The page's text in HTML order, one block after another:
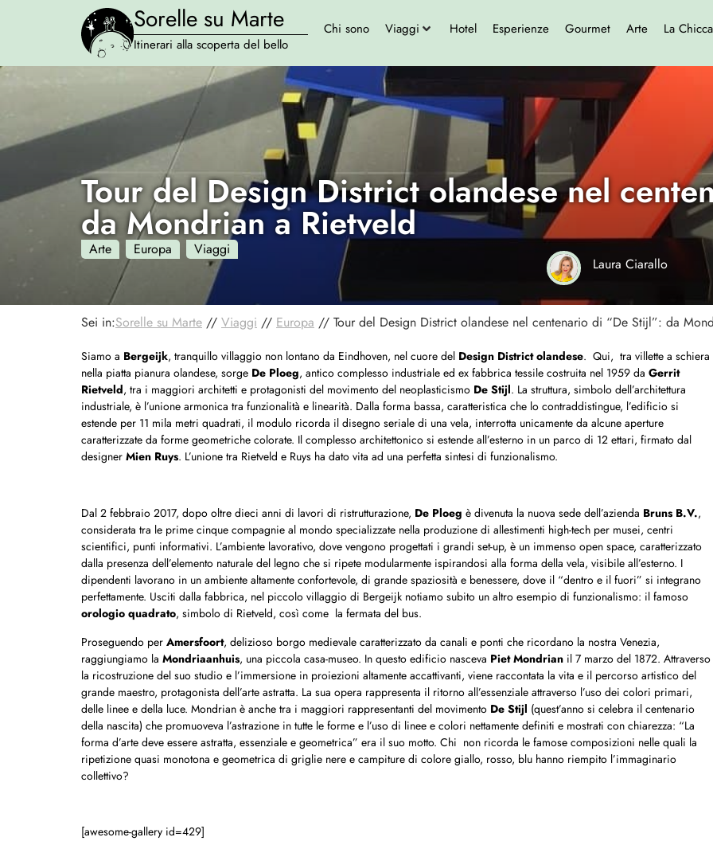
Sorelle su Marte
Itinerari alla scoperta del bello
Chi sono Viaggi Hotel Esperienze Gourmet Arte La Chicca
Tour del Design District olandese nel
da Mondrian a Rietveld
Arte Europa
Viaggi
Laura Ciarallo
Sei in:Sorelle su Marte // Viaggi // Europa // Tour del Design District olandese nel centenario di “De Stijl”: da
Siamo a Bergeijk, tranquillo villaggio non lontano da Eindhoven, nel cuore del Design District olandese. Qui, tra villette a schiera
nella piatta pianura olandese, sorge De Ploeg, antico complesso industriale ed ex fabbrica tessile costruita nel 1959 da Gerrit
Rietveld, tra i maggiori architetti e protagonisti del movimento del neoplasticismo De Stijl. La struttura, simbolo dell’architettura
industriale, è l’unione armonica tra funzionalità e linearità. Dalla forma bassa, caratteristica che lo contraddistingue, l’edificio si
estende per 11 mila metri quadrati, il modulo ricorda il disegno seriale di una vela, interrotta unicamente da alcune aperture
caratterizzate da forme geometriche colorate. Il complesso architettonico si estende all’esterno in un parco di 12 ettari, firmato dal
designer Mien Ruys. L’unione tra Rietveld e Ruys ha dato vita ad una perfetta sintesi di funzionalismo.
Dal 2 febbraio 2017, dopo oltre dieci anni di lavori di ristrutturazione, De Ploeg è divenuta la nuova sede dell’azienda Bruns B.V.,
considerata tra le prime cinque compagnie al mondo specializzate nella produzione di allestimenti high-tech per musei, centri
scientifici, punti informativi. L’ambiente lavorativo, dove vengono progettati i grandi set-up, è un immenso open space, caratterizzato
dalla presenza dell’elemento naturale del legno che si ripete modularmente ispirandosi alla forma della vela, visibile all’esterno. I
dipendenti lavorano in un ambiente altamente confortevole, di grande spaziosità e benessere, dove il “dentro e il fuori” si integrano
perfettamente. Usciti dalla fabbrica, nel piccolo villaggio di Bergeijk notiamo subito un altro esempio di funzionalismo: il famoso
orologio quadrato, simbolo di Rietveld, così come la fermata del bus.
Proseguendo per Amersfoort, delizioso borgo medievale caratterizzato da canali e ponti che ricordano la nostra Venezia,
raggiungiamo la Mondriaanhuis, una piccola casa-museo. In questo edificio nasceva Piet Mondrian il 7 marzo del 1872. Attraverso
la ricostruzione del suo studio e l’immersione in proiezioni altamente accattivanti, viene raccontata la vita e il percorso artistico del
grande maestro, protagonista dell’arte astratta. La sua opera rappresenta il ritorno all’essenziale attraverso l’uso dei colori primari,
delle linee e della luce. Mondrian è anche tra i maggiori rappresentanti del movimento De Stijl (quest’anno si celebra il centenario
della nascita) che promuoveva l’astrazione in tutte le forme e l’uso di linee e colori nettamente definiti e mostrati con chiarezza: “La
forma d’arte deve essere astratta, essenziale e geometrica” era il suo motto. Chi non ricorda le famose composizioni nelle quali la
ripetizione quasi monotona e geometrica di griglie nere e campiture di colore giallo, rosso, blu hanno riempito l’immaginario
collettivo?
[awesome-gallery id=429]